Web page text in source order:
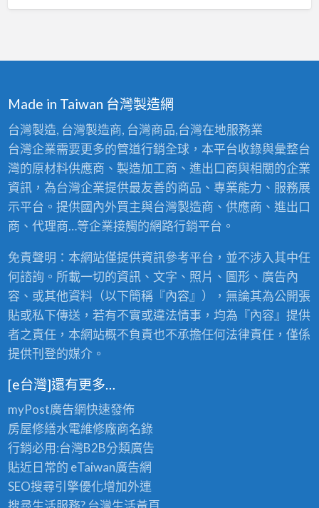
Made in Taiwan 台灣製造網
台灣製造, 台灣製造商, 台灣商品,台灣在地服務業
台灣企業需要更多的管道行銷全球，本平台收錄與彙整台
灣的原材料供應商、製造加工商、進出口商與相關的企業
資訊，為台灣企業提供最友善的商品、專業能力、服務展
示平台。提供國內外買主與台灣製造商、供應商、進出口
商、代理商…等企業接觸的網路行銷平台。
免責聲明：本網站僅提供資訊參考平台，並不涉入其中任
何諮詢。所載一切的資訊、文字、照片、圖形、廣告內
容、或其他資料（以下簡稱『內容』），無論其為公開張
貼或私下傳送，若有不實或違法情事，均為『內容』提供
者之責任，本網站概不負責也不承擔任何法律責任，僅係
提供刊登的媒介。
[e台灣]還有更多…
myPost廣告網快速發佈
房屋修繕水電維修廠商名錄
行銷必用:台灣B2B分類廣告
貼近日常的 eTaiwan廣告網
SEO搜尋引擎優化增加外連